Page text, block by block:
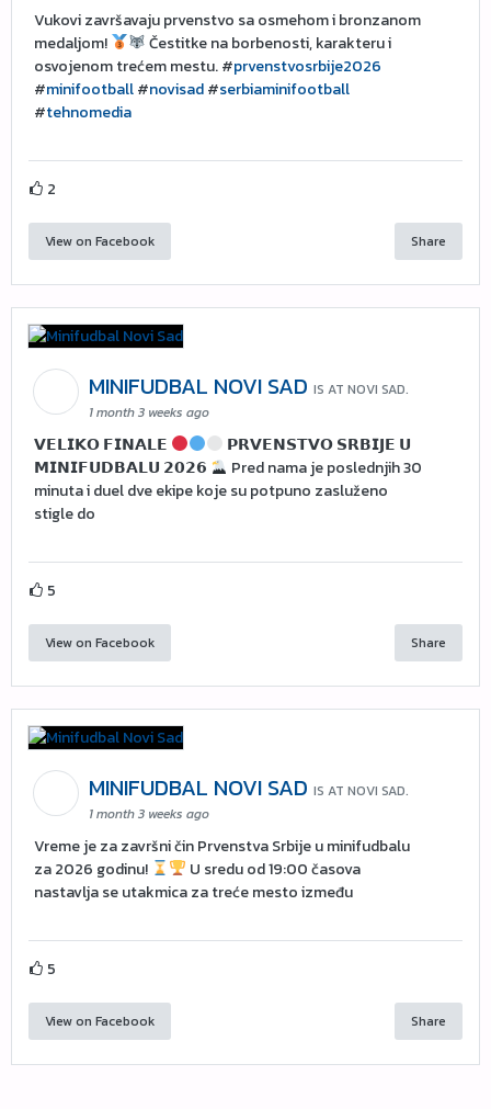
Vukovi završavaju prvenstvo sa osmehom i bronzanom
medaljom!
Čestitke na borbenosti, karakteru i
osvojenom trećem mestu. #prvenstvosrbije2026
#minifootball#novisad#serbiaminifootball
#tehnomedia
2
View on Facebook Share
MINIFUDBAL NOVI SAD IS AT NOVI SAD.
1 month 3 weeks ago
𝗩𝗘𝗟𝗜𝗞𝗢 𝗙𝗜𝗡𝗔𝗟𝗘
𝗣𝗥𝗩𝗘𝗡𝗦𝗧𝗩𝗢 𝗦𝗥𝗕𝗜𝗝𝗘 𝗨
𝗠𝗜𝗡𝗜𝗙𝗨𝗗𝗕𝗔𝗟𝗨 𝟮𝟬𝟮𝟲
Pred nama je poslednjih 30
minuta i duel dve ekipe koje su potpuno zasluženo
stigle do
5
View on Facebook Share
MINIFUDBAL NOVI SAD IS AT NOVI SAD.
1 month 3 weeks ago
Vreme je za završni čin Prvenstva Srbije u minifudbalu
za 2026 godinu!
U sredu od 19:00 časova
nastavlja se utakmica za treće mesto između
5
View on Facebook Share